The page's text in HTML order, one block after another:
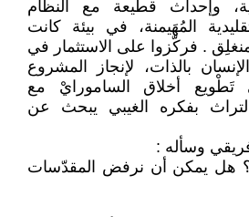
وإحداث قطيعة مع النظام
المُهَيمنة، في بيئة كانت
. فركّزوا على الاستثمار في
بالذات، لإنجاز المشروع
تَطْويع أخلاق السامورايْ مع
بفكره الغيبي يبحث عن
وسأله :
؟ هل يمكن أن نرفض المقدّسات